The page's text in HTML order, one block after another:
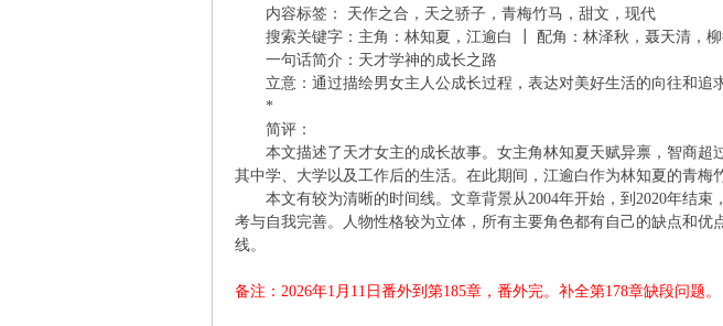
内容标签： 天作之合，天之骄子，青梅竹马，甜文，现代
搜索关键字：主角：林知夏，江逾白 ┃ 配角：林泽秋，聂天清，柳
一句话简介：天才学神的成长之路
立意：通过描绘男女主人公成长过程，表达对美好生活的向往和追
*
简评：
本文描述了天才女主的成长故事。女主角林知夏天赋异禀，智商超
其中学、大学以及工作后的生活。在此期间，江逾白作为林知夏的青梅
本文有较为清晰的时间线。文章背景从2004年开始，到2020年结束
考与自我完善。人物性格较为立体，所有主要角色都有自己的缺点和
线。
备注：2026年1月11日番外到第185章，番外完。补全第178章缺段问题。